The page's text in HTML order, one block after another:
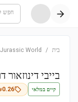
חפש
בית /
Jurassic World
בייבי דינוזאור
קיים במלאי 0.26